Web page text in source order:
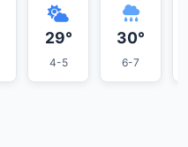
29°
4-5
30°
6-7